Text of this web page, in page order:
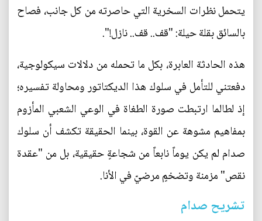
يتحمل نظرات السخرية التي حاصرته من كل جانب، فصاح
بالسائق بقلة حيلة: "قف.. قف.. نازل!".
هذه الحادثة العابرة، بكل ما تحمله من دلالات سيكولوجية،
دفعتني للتأمل في سلوك هذا الديكتاتور ومحاولة تفسيره؛
إذ لطالما ارتبطت صورة الطغاة في الوعي الشعبي المأزوم
بمفاهيم مشوهة عن القوة، بينما الحقيقة تكشف أن سلوك
صدام لم يكن يوماً نابعاً من شجاعةٍ حقيقية، بل من "عقدة
نقص" مزمنة وتضخمٍ مرضيّ في الأنا.
تشريح صدام